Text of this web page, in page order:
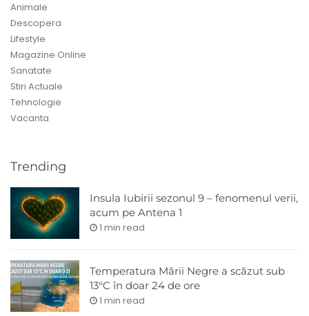
Animale
Descopera
Lifestyle
Magazine Online
Sanatate
Stiri Actuale
Tehnologie
Vacanta
Trending
Insula Iubirii sezonul 9 – fenomenul verii,
acum pe Antena 1
1 min read
Temperatura Mării Negre a scăzut sub
13°C în doar 24 de ore
1 min read